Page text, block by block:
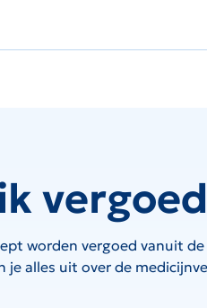
worden vergoed vanuit
je alles uit over de